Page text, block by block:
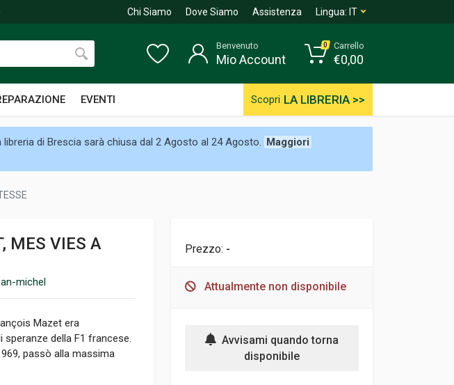
Chi Siamo Dove Siamo Assistenza Lingua: IT
EVENTI Scopri LA LIBRERIA >>
Benvenuto
Mio Account
0 Carrello
€0,00
libreria di Brescia sarà chiusa dal 2 Agosto al 24 Agosto. Maggiori
MES VIES A
michel
Mazet era
speranze della F1 francese.
passò alla massima
Prezzo: -
Attualmente non disponibile
Avvisami quando torna
disponibile